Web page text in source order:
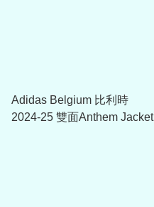
Adidas Belgium 比利時
2024-25 雙面Anthem Jacket